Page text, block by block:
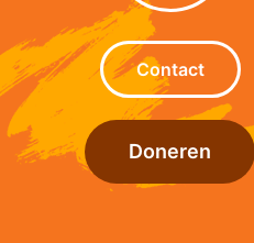
Contact
Doneren